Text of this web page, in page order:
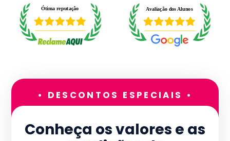
• DESCONTOS ESPECIAIS •
Conheça os valores e as